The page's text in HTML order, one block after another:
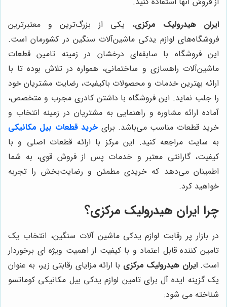
ایران هیدرولیک مرکزی، یکی از بزرگ‌ترین و معتبرترین
فروشگاه‌های لوازم یدکی ماشین‌آلات سنگین در کشورمان است.
این فروشگاه با سابقه‌ای درخشان در زمینه تامین قطعات
ماشین‌آلات راهسازی و ساختمانی، همواره در تلاش بوده تا با
ارائه بهترین خدمات و محصولات باکیفیت، رضایت مشتریان خود
را جلب نماید. این فروشگاه با داشتن کادری مجرب و متخصص،
آماده ارائه مشاوره و راهنمایی به مشتریان در زمینه انتخاب و
خرید قطعات مناسب می‌باشد. برای خرید قطعات بیل مکانیکی
به سایت مراجعه کنید. این مرکز با ارائه قطعات اصلی و با
کیفیت، گارانتی معتبر و خدمات پس از فروش قوی، به شما
اطمینان می‌دهد که خریدی مطمئن و رضایت‌بخش را تجربه
خواهید کرد.
چرا ایران هیدرولیک مرکزی؟
در بازار پر رقابت لوازم یدکی ماشین آلات سنگین، انتخاب یک
تامین کننده قابل اعتماد و با کیفیت از اهمیت ویژه ای برخوردار
است.ایران هیدرولیک مرکزی با ارائه مزایای رقابتی زیر، به عنوان
یک گزینه ایده آل برای تامین لوازم یدکی بیل مکانیکی کوماتسو
شناخته می شود: